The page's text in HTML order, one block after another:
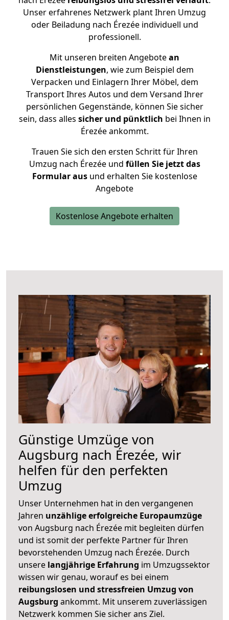
Unser erfahrenes Netzwerk plant Ihren Umzug
oder Beiladung nach Érezée individuell und
professionell.
Mit unseren breiten Angebotean
Dienstleistungen, wie zum Beispiel dem
Verpacken und Einlagern Ihrer Möbel, dem
Transport Ihres Autos und dem Versand Ihrer
persönlichen Gegenstände, können Sie sicher
sein, dass alles sicher und pünktlich bei Ihnen in
Érezée ankommt.
Trauen Sie sich den ersten Schritt für Ihren
Umzug nach Érezée und füllen Sie jetzt das
Formular ausund erhalten Sie kostenlose
Angebote
Kostenlose Angebote erhalten
Günstige Umzüge von
Augsburg nach Érezée, wir
helfen für den perfekten
Umzug
Unser Unternehmen hat in den vergangenen
Jahren unzählige erfolgreiche Europaumzüge
von Augsburg nach Érezée mit begleiten dürfen
und ist somit der perfekte Partner für Ihren
bevorstehenden Umzug nach Érezée. Durch
unsere langjährige Erfahrung im Umzugssektor
wissen wir genau, worauf es bei einem
reibungslosen und stressfreien Umzug von
Augsburg ankommt. Mit unserem zuverlässigen
Netzwerk kommen Sie sicher ans Ziel.